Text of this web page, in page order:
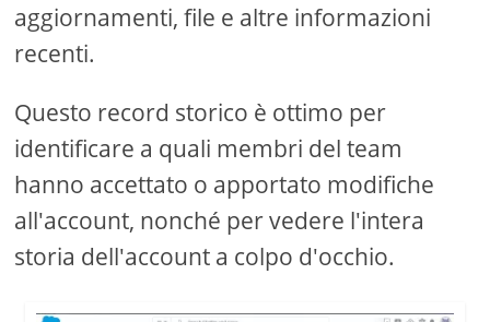
aggiornamenti, file e altre informazioni
recenti.
Questo record storico è ottimo per
identificare a quali membri del team
hanno accettato o apportato modifiche
all'account, nonché per vedere l'intera
storia dell'account a colpo d'occhio.